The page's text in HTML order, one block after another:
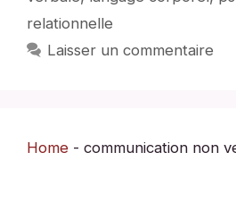
relationnelle
Laisser un commentaire
Home - communication non